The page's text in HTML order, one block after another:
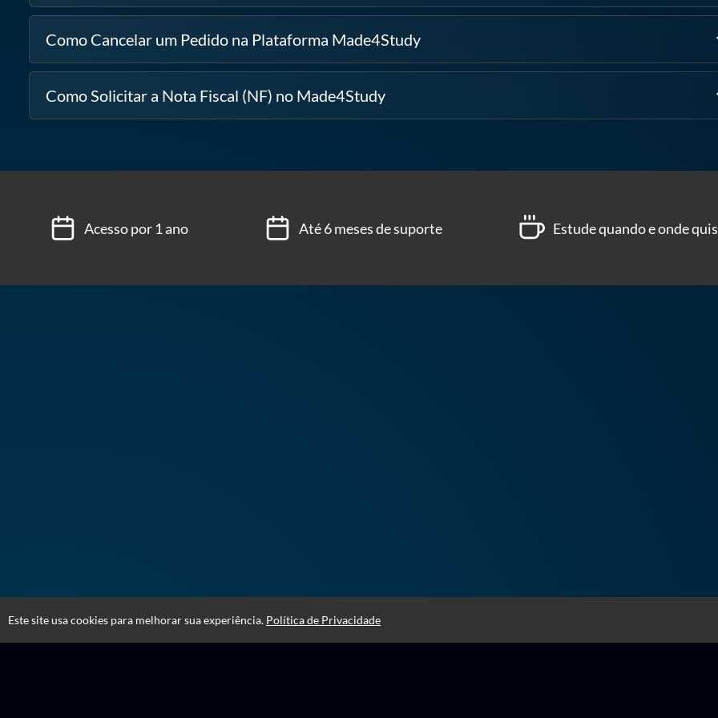
Como Cancelar um Pedido na Plataforma Made4Study
Como Solicitar a Nota Fiscal (NF) no Made4Study
Acesso por 1 ano Até 6 meses de suporte Estude quando e onde
Este site usa cookies para melhorar sua experiência. Política de Privacidade